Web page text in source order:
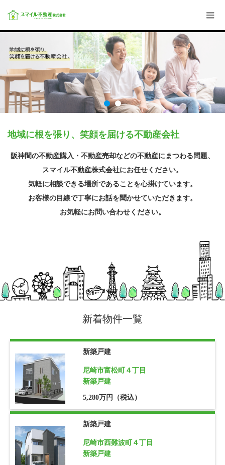
地域に根を張り、笑顔を届ける不動産会社
阪神間の不動産購入・不動産売却などの不動産にまつわる問題、
スマイル不動産株式会社にお任せください。
気軽に相談できる場所であることを心掛けています。
お客様の目線で丁寧にお話を聞かせていただきます。
お気軽にお問い合わせください。
新着物件一覧
新築戸建
尼崎市富松町４丁目
新築戸建
5,280万円（税込）
新築戸建
尼崎市西難波町４丁目
新築戸建